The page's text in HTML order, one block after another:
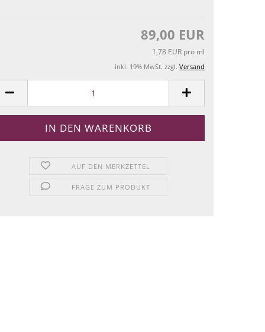
89,00 EUR
1,78 EUR pro ml
inkl. 19% MwSt. zzgl. Versand
AUF DEN MERKZETTEL
FRAGE ZUM PRODUKT